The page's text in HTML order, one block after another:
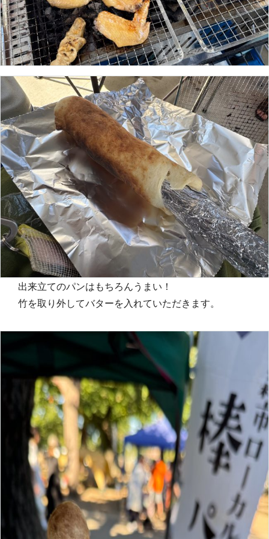
出来立てのパンはもちろんうまい！
竹を取り外してバターを入れていただきます。